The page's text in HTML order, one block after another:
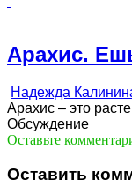
Арахис.
Надежда
Арахис – это
Обсуждение
Оставьте
Оставить